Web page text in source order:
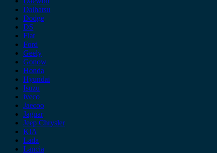
Daihatsu
Dodge
DS
Fiat
Ford
Geely
Gonow
Honda
Hyundai
Isuzu
iveco
Jaecoo
Jaguar
Jeep Chrysler
KIA
Lada
Lancia